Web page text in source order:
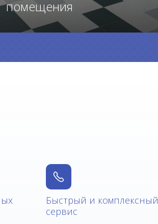
помещения
Быстрый и комплексный
сервис